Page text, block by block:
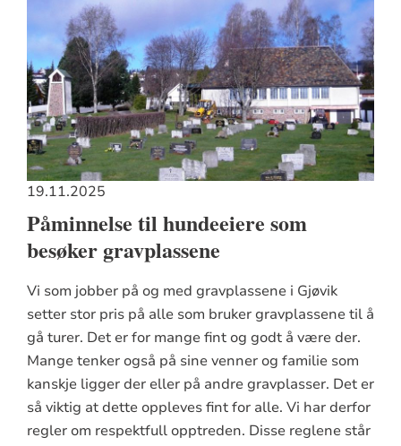
19.11.2025
Påminnelse til hundeeiere som
besøker gravplassene
Vi som jobber på og med gravplassene i Gjøvik
setter stor pris på alle som bruker gravplassene til å
gå turer. Det er for mange fint og godt å være der.
Mange tenker også på sine venner og familie som
kanskje ligger der eller på andre gravplasser. Det er
så viktig at dette oppleves fint for alle. Vi har derfor
regler om respektfull opptreden. Disse reglene står